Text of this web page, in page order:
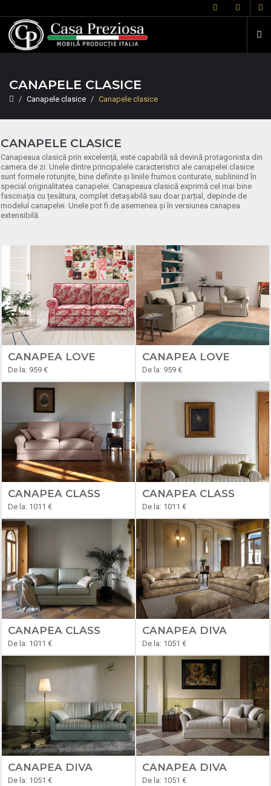
CANAPELE CLASICE
Canapele clasice Canapele clasice
CANAPELE CLASICE
Canapeaua clasică prin excelență, este capabilă să devină protagonista din
camera de zi. Unele dintre principalele caracteristici ale canapelei clasice
sunt formele rotunjite, bine definite și liniile frumos conturate, subliniind în
special originalitatea canapelei. Canapeaua clasică exprimă cel mai bine
fascinația cu țesătura, complet detașabilă sau doar parțial, depinde de
modelul canapelei. Unele pot fi de asemenea și în versiunea canapea
extensibilă.
CANAPEA LOVE
De la: 959 €
CANAPEA LOVE
De la: 959 €
CANAPEA CLASS
De la: 1011 €
CANAPEA CLASS
De la: 1011 €
CANAPEA CLASS
De la: 1011 €
CANAPEA DIVA
De la: 1051 €
CANAPEA DIVA
De la: 1051 €
CANAPEA DIVA
De la: 1051 €